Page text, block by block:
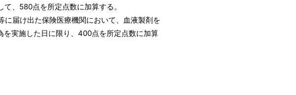
、580点を所定点数に加算する。
届け出た保険医療機関において、血液製剤を
施した日に限り、400点を所定点数に加算